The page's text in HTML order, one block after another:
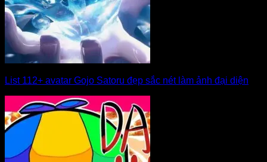
List 112+ avatar Gojo Satoru đẹp sắc nét làm ảnh đại diện